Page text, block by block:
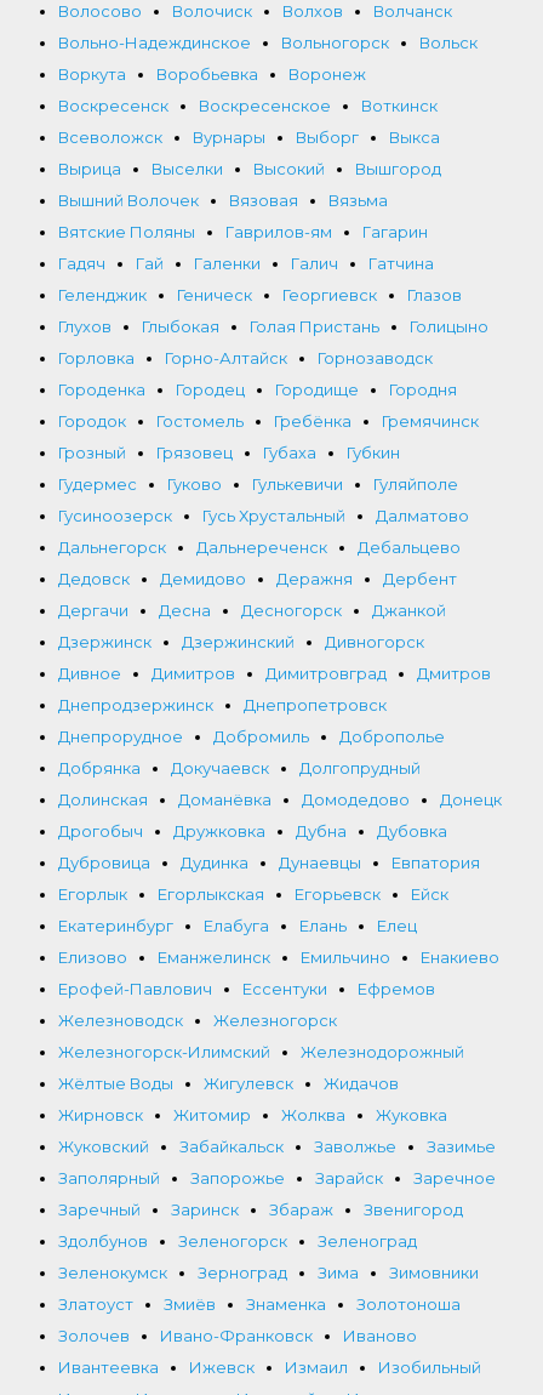
Волосово
Волочиск Волхов
Волчанск
Вольно-Надеждинское
Вольногорск
Вольск
Воркута
Воробьевка
Воронеж
Воскресенск
Воскресенское
Воткинск
Всеволожск
Вурнары Выборг
Выкса
Вырица
Выселки Высокий
Вышгород
Вышний Волочек
Вязовая
Вязьма
Вятские Поляны
Гаврилов-ям
Гагарин
Гадяч
Гай Галенки Галич
Гатчина
Геленджик
Геническ Георгиевск
Глазов
Глухов
Глыбокая Голая Пристань
Голицыно
Горловка
Горно-Алтайск
Горнозаводск
Городенка
Городец Городище
Городня
Городок
Гостомель Гребёнка
Гремячинск
Грозный
Грязовец Губаха
Губкин
Гудермес
Гуково Гулькевичи
Гуляйполе
Гусиноозерск
Гусь Хрустальный
Далматово
Дальнегорск
Дальнереченск
Дебальцево
Дедовск
Демидово Деражня
Дербент
Дергачи
Десна Десногорск
Джанкой
Дзержинск
Дзержинский
Дивногорск
Дивное
Димитров Димитровград
Дмитров
Днепродзержинск
Днепропетровск
Днепрорудное
Добромиль
Доброполье
Добрянка
Докучаевск
Долгопрудный
Долинская
Доманёвка Домодедово
Донецк
Дрогобыч
Дружковка Дубна
Дубовка
Дубровица
Дудинка Дунаевцы
Евпатория
Егорлык
Егорлыкская Егорьевск
Ейск
Екатеринбург
Елабуга Елань
Елец
Елизово
Еманжелинск Емильчино
Енакиево
Ерофей-Павлович
Ессентуки
Ефремов
Железноводск
Железногорск
Железногорск-Илимский
Железнодорожный
Жёлтые Воды
Жигулевск
Жидачов
Жирновск
Житомир Жолква
Жуковка
Жуковский
Забайкальск Заволжье
Зазимье
Заполярный
Запорожье Зарайск
Заречное
Заречный
Заринск Збараж
Звенигород
Здолбунов
Зеленогорск
Зеленоград
Зеленокумск
Зерноград Зима
Зимовники
Златоуст
Змиёв Знаменка
Золотоноша
Золочев
Ивано-Франковск
Иваново
Ивантеевка
Ижевск Измаил
Изобильный